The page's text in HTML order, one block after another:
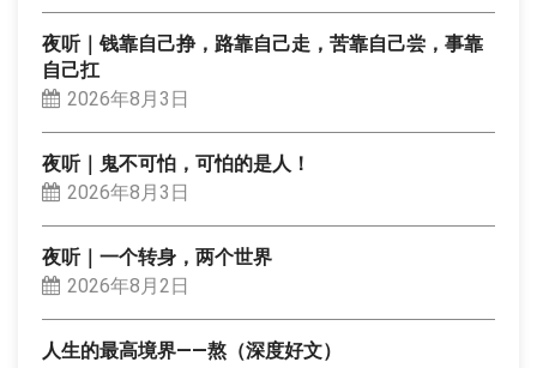
夜听｜钱靠自己挣，路靠自己走，苦靠自己尝，事靠
自己扛
2026年8月3日
夜听｜鬼不可怕，可怕的是人！
2026年8月3日
夜听｜一个转身，两个世界
2026年8月2日
人生的最高境界——熬（深度好文）